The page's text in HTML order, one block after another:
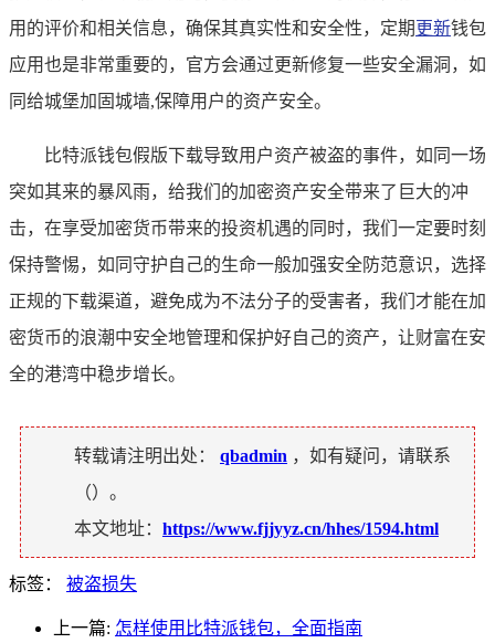
用的评价和相关信息，确保其真实性和安全性，定期 更新钱包
应用也是非常重要的，官方会通过更新修复一些安全漏洞，如
同给城堡加固城墙,保障用户的资产安全。
比特派钱包假版下载导致用户资产被盗的事件，如同一场
突如其来的暴风雨，给我们的加密资产安全带来了巨大的冲
击，在享受加密货币带来的投资机遇的同时，我们一定要时刻
保持警惕，如同守护自己的生命一般加强安全防范意识，选择
正规的下载渠道，避免成为不法分子的受害者，我们才能在加
密货币的浪潮中安全地管理和保护好自己的资产，让财富在安
全的港湾中稳步增长。
转载请注明出处： qbadmin ，如有疑问，请联系
（）。
本文地址： https://www.fjjyyz.cn/hhes/1594.html
标签： 被盗损失
上一篇: 怎样使用比特派钱包，全面指南